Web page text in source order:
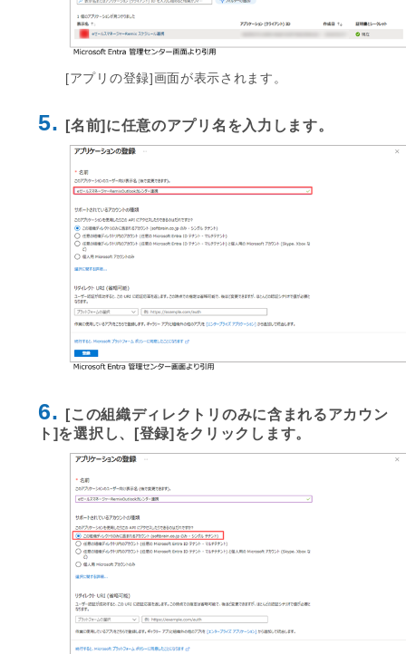
[アプリの登録]画面が表示されます。
5. [名前]に任意のアプリ名を入力します。
6.
[この組織ディレクトリのみに含まれるアカウン
ト]を選択し、[登録]をクリックします。